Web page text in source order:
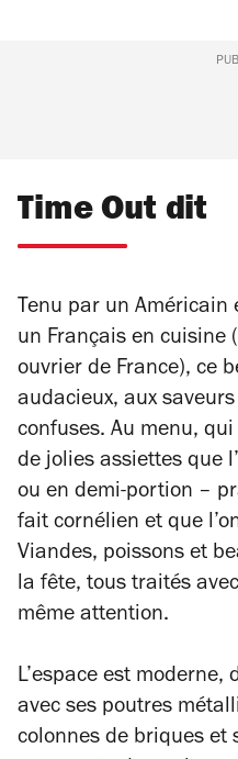
Time Out dit
Tenu par un Américain
un Français en cuisine
ouvrier de France), ce
audacieux, aux
confuses. Au menu,
de jolies assiettes que
ou en demi-portion –
fait cornélien et que
Viandes, poissons et
la fête, tous traités
même attention.
L’espace est
avec ses poutres
colonnes de briques et